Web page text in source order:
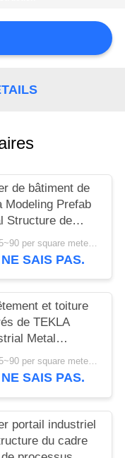
de bâtiment de
Modeling Prefab
Structure de
résistance
USD45~90 per square meter MOQ:1000 mètres carrés
SAIS PAS.
et toiture
de TEKLA
Metal
Building
USD45~90 per square meter MOQ:1000 mètres carrés
SAIS PAS.
portail industriel
du cadre